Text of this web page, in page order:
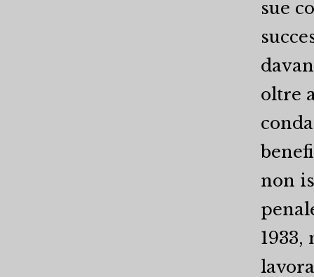
sue
oltre
non